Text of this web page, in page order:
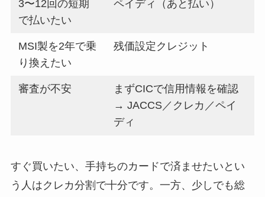
3〜12回の短期
で払いたい
ペイディ（あと払い）
MSI製を2年で乗
り換えたい
残価設定クレジット
審査が不安
まずCICで信用情報を確認
→ JACCS／クレカ／ペイ
ディ
すぐ買いたい、手持ちのカードで済ませたいとい
う人はクレカ分割で十分です。一方、少しでも総